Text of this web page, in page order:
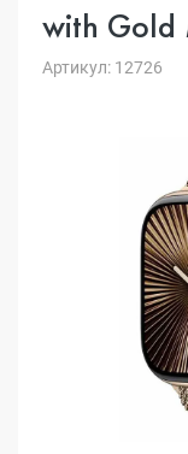
with Gold
Артикул: 12726